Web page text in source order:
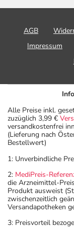
AGB
Impressum
Alle Preise inkl.
zuzüglich 3,99 €
versandkostenfrei
(Lieferung nach
Bestellwert)
1: Unverbindliche
2: MediPreis-
die Arzneimittel-
Produkt ausweist
zwischenzeitlich
Versandapotheken
3: Preisvorteil